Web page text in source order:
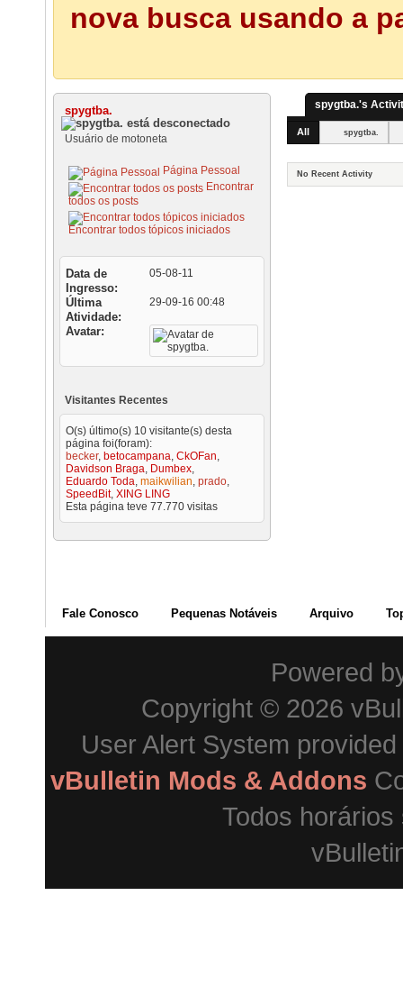
nova busca usando a
spygtba.
Usuário de motoneta
Página Pessoal
Encontrar
todos os posts
Encontrar todos tópicos iniciados
Data de
Ingresso
05-08-11
Última
Atividade
29-09-16 00:48
Avatar
Visitantes Recentes
O(s) último(s) 10 visitante(s) desta
página foi(foram):
becker, betocampana, CkOFan,
Davidson Braga, Dumbex,
Eduardo Toda, maikwilian, prado,
SpeedBit, XING LING
Esta página teve 77.770 visitas
spygtba.'s
All spygtba.
No Recent Activity
Fale Conosco Pequenas Notáveis Arquivo
Powered
Copyright © 2026
User Alert System
vBulletin Mods & Addons
Todos